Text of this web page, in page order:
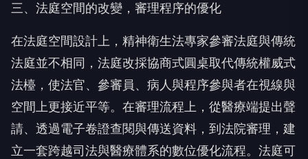
三、法庭空間的改變，審理程序的優化
在法庭空間設計上，精神衛生法專家參審法庭與傳統
法庭並不相同，法庭改採協商式圓桌取代傳統權威式
法檯，使法官、參審員、病人與程序參與者在視線與
空間上更接近平等。在審理流程上，從醫療端提出聲
請、透過電子卷證查閱與傳送資料，到法院審理，建
立一套跨越司法與醫療體系的數位優化流程。法庭可